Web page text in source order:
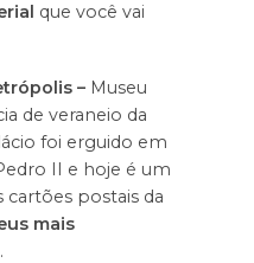
que você vai
– Museu
de veraneio da
foi erguido em
II e hoje é um
postais da
mais